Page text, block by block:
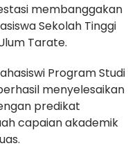
membanggakan
Sekolah Tinggi
Tarate.
Program Studi
menyelesaikan
predikat
capaian akademik